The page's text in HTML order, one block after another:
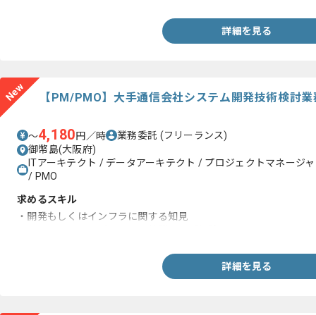
詳細を見る
New 【PM/PMO】大手通信会社システム開発技術検討
〜4,180円／時 業務委託 (フリーランス)
御幣島(大阪府)
ITアーキテクト / データアーキテクト / プロジェクトマネージ
/ PMO
求めるスキル
・開発もしくはインフラに関する知見
詳細を見る